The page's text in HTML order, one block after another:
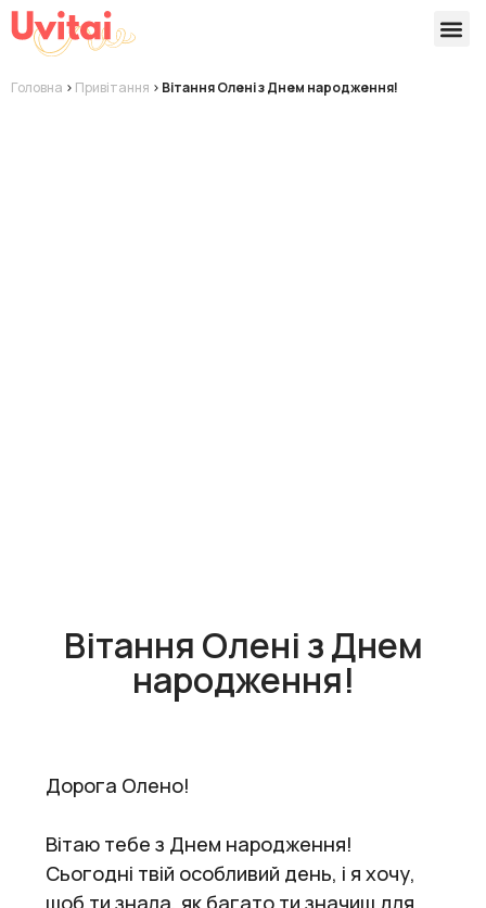
Головна > Привітання > Вітання Олені з Днем народження!
Вітання Олені з Днем
народження!
Дорога Олено!
Вітаю тебе з Днем народження!
Сьогодні твій особливий день, і я хочу,
щоб ти знала, як багато ти значиш для